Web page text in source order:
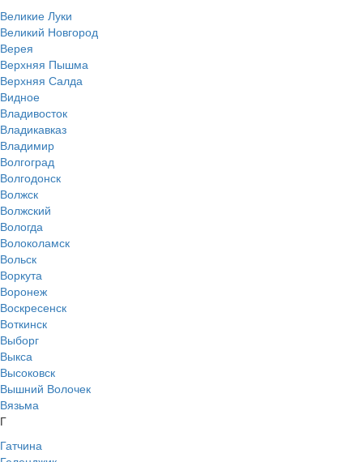
Великие Луки
Великий Новгород
Верея
Верхняя Пышма
Верхняя Салда
Видное
Владивосток
Владикавказ
Владимир
Волгоград
Волгодонск
Волжск
Волжский
Вологда
Волоколамск
Вольск
Воркута
Воронеж
Воскресенск
Воткинск
Выборг
Выкса
Высоковск
Вышний Волочек
Вязьма
Г
Гатчина